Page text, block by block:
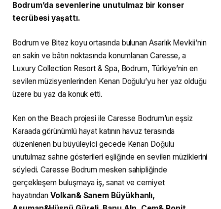
Bodrum’da sevenlerine unutulmaz bir konser
tecrübesi yaşattı.
Bodrum ve Bitez koyu ortasında bulunan Asarlık Mevkii’nin
en sakin ve bâtın noktasında konumlanan Caresse, a
Luxury Collection Resort & Spa, Bodrum, Türkiye’nin en
sevilen müzisyenlerinden Kenan Doğulu’yu her yaz olduğu
üzere bu yaz da konuk etti.
Ken on the Beach projesi ile Caresse Bodrum’un eşsiz
Karaada görünümlü hayat katının havuz terasında
düzenlenen bu büyüleyici gecede Kenan Doğulu
unutulmaz sahne gösterileri eşliğinde en sevilen müziklerini
söyledi. Caresse Bodrum mesken sahipliğinde
gerçekleşem buluşmaya iş, sanat ve cemiyet
hayatındanVolkan& Sanem Büyükhanlı,